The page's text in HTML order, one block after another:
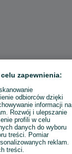
zapewnienia:
odbiorców dzięki
informacji na
Rozwój i ulepszanie
profili w celu
danych do wyboru
treści. Pomiar
reklam.
treści.